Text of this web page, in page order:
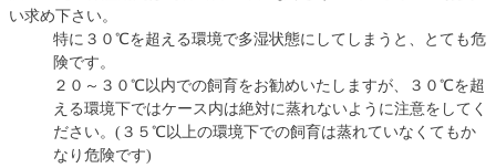
い求め下さい。
特に３０℃を超える環境で多湿状態にしてしまうと、とても危
険です。
２０～３０℃以内での飼育をお勧めいたしますが、３０℃を超
える環境下ではケース内は絶対に蒸れないように注意をしてく
ださい。(３５℃以上の環境下での飼育は蒸れていなくてもか
なり危険です)